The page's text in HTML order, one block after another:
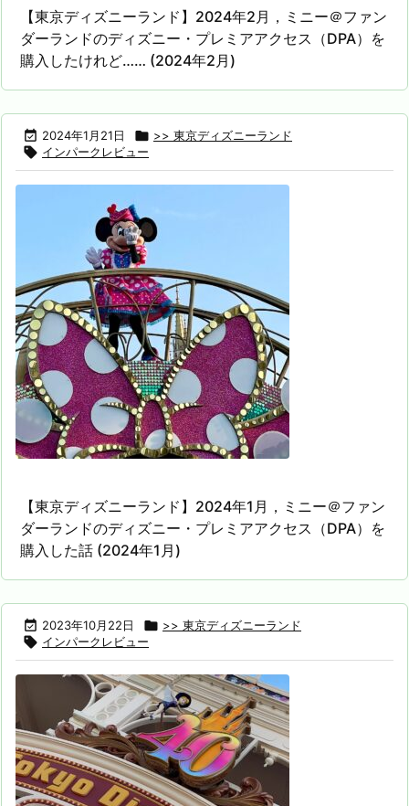
【東京ディズニーランド】2024年2月，ミニー＠ファン
ダーランドのディズニー・プレミアアクセス（DPA）を
購入したけれど…… (2024年2月)
 2024年1月21日  >> 東京ディズニーランド
 インパークレビュー
【東京ディズニーランド】2024年1月，ミニー＠ファン
ダーランドのディズニー・プレミアアクセス（DPA）を
購入した話 (2024年1月)
 2023年10月22日  >> 東京ディズニーランド
 インパークレビュー